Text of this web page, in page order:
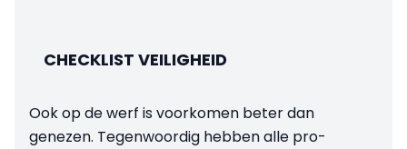
CHECKLIST VEILIGHEID
Ook op de werf is voorkomen beter dan
genezen. Tegenwoordig hebben alle pro­